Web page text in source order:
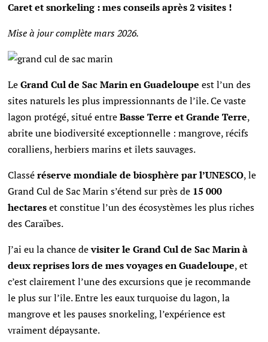
Caret et snorkeling : mes conseils après 2 visites !
Mise à jour complète mars 2026.
LeGrand Cul de Sac Marin en Guadeloupe est l’un des
sites naturels les plus impressionnants de l’île. Ce vaste
lagon protégé, situé entreBasse Terre et Grande Terre,
abrite une biodiversité exceptionnelle : mangrove, récifs
coralliens, herbiers marins et îlets sauvages.
Classéréserve mondiale de biosphère par l’UNESCO, le
Grand Cul de Sac Marin s’étend sur près de 15 000
hectareset constitue l’un des écosystèmes les plus riches
des Caraïbes.
J’ai eu la chance devisiter le Grand Cul de Sac Marin à
deux reprises lors de mes voyages en Guadeloupe, et
c’est clairement l’une des excursions que je recommande
le plus sur l’île. Entre les eaux turquoise du lagon, la
mangrove et les pauses snorkeling, l’expérience est
vraiment dépaysante.